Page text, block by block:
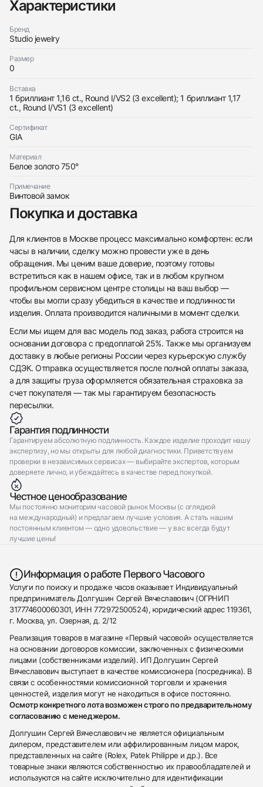
438
285
145
142
205
204
195
150
6
Характеристики
Бренд
Studio jewelry
Размер
0
Вставка
1 бриллиант 1,16 ct., Round I/VS2 (3 excellent); 1 бриллиант 1,17
ct., Round I/VS1 (3 excellent)
Сертификат
GIA
Материал
Белое золото 750°
Примечание
Винтовой замок
Покупка и доставка
Для клиентов в Москве процесс максимально комфортен: если
часы в наличии, сделку можно провести уже в день
обращения. Мы ценим ваше доверие, поэтому готовы
встретиться как в нашем офисе, так и в любом крупном
профильном сервисном центре столицы на ваш выбор —
чтобы вы могли сразу убедиться в качестве и подлинности
изделия. Оплата производится наличными в момент сделки.
Если мы ищем для вас модель под заказ, работа строится на
основании договора с предоплатой 25%. Также мы организуем
доставку в любые регионы России через курьерскую службу
СДЭК. Отправка осуществляется после полной оплаты заказа,
а для защиты груза оформляется обязательная страховка за
счет покупателя — так мы гарантируем безопасность
пересылки.
Гарантия подлинности
Гарантируем абсолютную подлинность. Каждое изделие проходит нашу
экспертизу, но мы открыты для любой диагностики. Приветствуем
проверки в независимых сервисах — выбирайте экспертов, которым
доверяете лично, и убеждайтесь в качестве перед покупкой.
Честное ценообразование
Мы постоянно мониторим часовой рынок Москвы (с оглядкой
на международный) и предлагаем лучшие условия. А стать нашим
постоянным клиентом — одно удовольствие — у вас всегда будут
лучшие цены!
Информация о работе Первого Часового
Услуги по поиску и продаже часов оказывает Индивидуальный
предприниматель Долгушин Сергей Вячеславович (ОГРНИП
317774600060301, ИНН 772972500524), юридический адрес 119361,
г. Москва, ул. Озерная, д. 2/12
Реализация товаров в магазине «Первый часовой» осуществляется
на основании договоров комиссии, заключенных с физическими
лицами (собственниками изделий). ИП Долгушин Сергей
Вячеславович выступает в качестве комиссионера (посредника). В
связи с особенностями комиссионной торговли и хранения
ценностей, изделия могут не находиться в офисе постоянно.
Осмотр конкретного лота возможен строго по предварительному
согласованию с менеджером.
Долгушин Сергей Вячеславович не является официальным
дилером, представителем или аффилированным лицом марок,
представленных на сайте (Rolex, Patek Philippe и др.). Все
товарные знаки являются собственностью их правообладателей и
используются на сайте исключительно для идентификации
Серьги С Бриллиантами 1,16 I/Vs2; 1,17 I/Vs1
Отправить заявку
Трейд-ин часов
с вами
$13,200
Приложите фото ваших часов…
Отправить заявку